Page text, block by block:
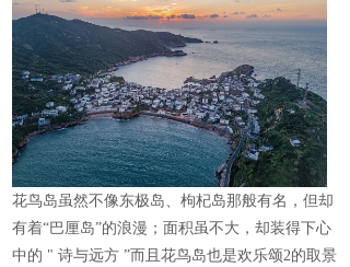
花鸟岛虽然不像东极岛、枸杞岛那般有名，但却
有着“巴厘岛”的浪漫；面积虽不大，却装得下心
中的 " 诗与远方 ”而且花鸟岛也是欢乐颂2的取景